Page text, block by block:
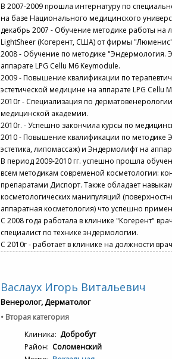
В 2007-2009 прошла интернатуру по
на базе Национального медицинского
декабрь 2007 - Обучение методике работы на
LightSheer (Когерент, США) от фирмы
2008 - Обучение по методике "Эндермология.
аппарате LPG Cellu M6 Keymodule.
2009 - Повышение квалификации по
эстетической медицине на аппарате LPG Cellu
2010г - Специализация по
медицинской академии.
2010г. - Успешно закончила курсы по
2010 - Повышение квалификации по методике
эстетика, липомассаж) и Эндермолифт на
В период 2009-2010 гг. успешно прошла
всем методикам современой косметологии:
препаратами Диспорт. Также обладает
косметологических манипуляций
аппаратная косметология) что успешно
С 2008 года работала в клинике "Когерент"
специалист по технике эндермологии.
С 2010г - работает в клинике на должности
Васлаух Игорь Витальевич
Венеролог, Дерматолог
• Вторая категория
Клиника: Добробут
Район: Соломенский